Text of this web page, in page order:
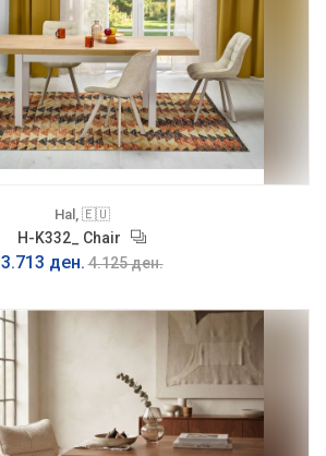
Hal, 🇪🇺
H-K332_ Chair
3.713 ден. 4.125 ден.